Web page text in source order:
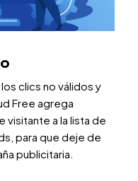
clics no válidos y
Free agrega
visitante a la lista de
para que deje de
publicitaria.